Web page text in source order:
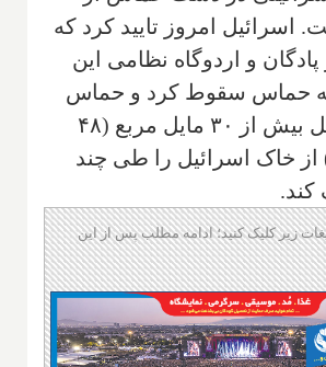
اسرائیل امروز تایید کرد که
و اردوگاه نظامی این
حماس سقوط کرد و حماس
توانست حداقل بیش از ۳۰ مایل مربع (۴۸
از خاک اسرائيل را طی چند
زیر کلیک کنید؛ ادامه مطلب پس از این